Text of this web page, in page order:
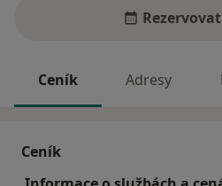
Ceník Adresy
Ceník